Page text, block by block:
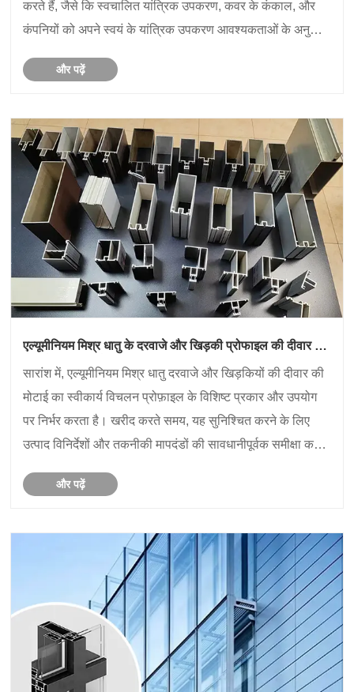
करते हैं, जैसे कि स्वचालित यांत्रिक उपकरण, कवर के कंकाल, और
कंपनियों को अपने स्वयं के यांत्रिक उपकरण आवश्यकताओं के अनुसार,
और पढ़ें
एल्यूमीनियम मिश्र धातु के दरवाजे और खिड़की प्रोफाइल की दीवार की
सारांश में, एल्यूमीनियम मिश्र धातु दरवाजे और खिड़कियों की दीवार की
मोटाई का स्वीकार्य विचलन प्रोफ़ाइल के विशिष्ट प्रकार और उपयोग
पर निर्भर करता है। खरीद करते समय, यह सुनिश्चित करने के लिए
उत्पाद विनिर्देशों और तकनीकी मापदंडों की सावधानीपूर्वक समीक्षा करने
और पढ़ें